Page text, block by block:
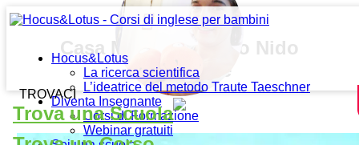
Hocus&Lotus
La ricerca scientifica
L’ideatrice del metodo Traute Taeschner
Diventa Insegnante
Corsi di Formazione
Webinar gratuiti
TROVACI
Trova una Scuola
Casa Memole – Asilo Nido
Domiciliare